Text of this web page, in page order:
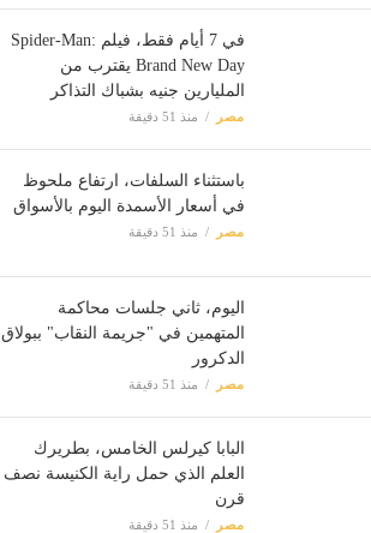
في 7 أيام فقط، فيلم Spider-Man:
Brand New Day يقترب من
المليارين جنيه بشباك التذاكر
مصر منذ 51 دقيقة
باستثناء السلفات، ارتفاع ملحوظ
في أسعار الأسمدة اليوم بالأسواق
مصر منذ 51 دقيقة
اليوم، ثاني جلسات محاكمة
المتهمين في "جريمة النقاب" ببولاق
الدكرور
مصر منذ 51 دقيقة
البابا كيرلس الخامس، بطريرك
العلم الذي حمل راية الكنيسة نصف
قرن
مصر منذ 51 دقيقة